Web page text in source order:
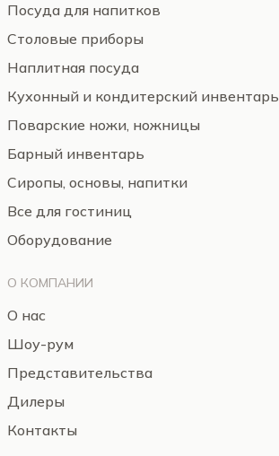
Посуда для напитков
Столовые приборы
Наплитная посуда
Кухонный и кондитерский инвентарь
Поварские ножи, ножницы
Барный инвентарь
Сиропы, основы, напитки
Все для гостиниц
Оборудование
О КОМПАНИИ
О нас
Шоу-рум
Представительства
Дилеры
Контакты